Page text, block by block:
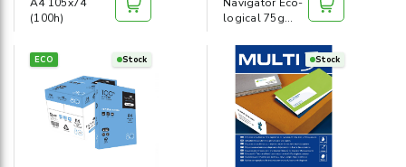
(100h)
logical 75g
ECO Stock Stock